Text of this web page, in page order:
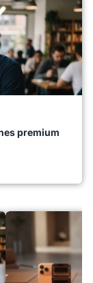
premium